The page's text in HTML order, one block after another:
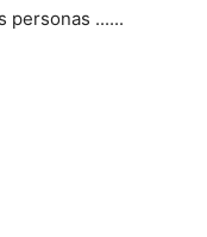
personas ......